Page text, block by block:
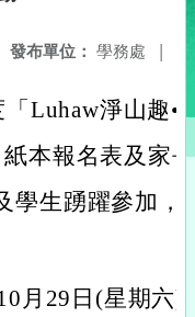
發布單位： 學務處 |
Luhaw淨山趣•
本報名表及家
學生踴躍參加，
月29日(星期六)